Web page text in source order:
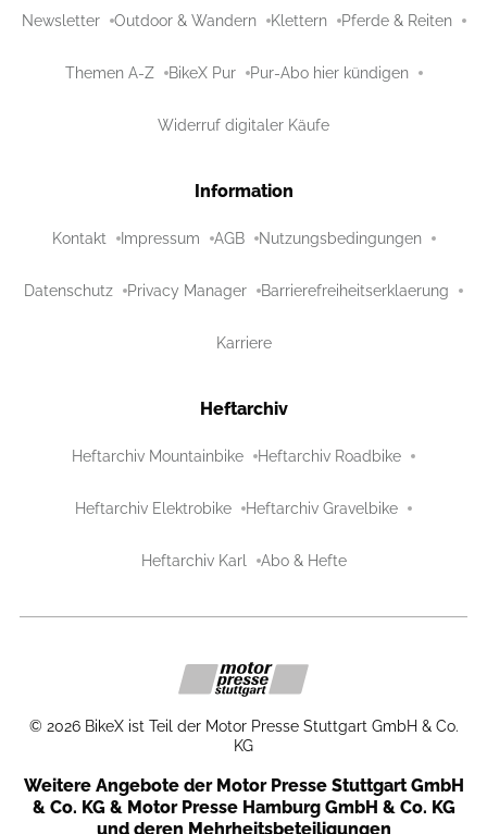
Newsletter Outdoor & Wandern Klettern Pferde & Reiten
Themen A-Z BikeX Pur Pur-Abo hier kündigen
Widerruf digitaler Käufe
Information
Kontakt Impressum AGB Nutzungsbedingungen
Datenschutz Privacy Manager Barrierefreiheitserklaerung
Karriere
Heftarchiv
Heftarchiv Mountainbike Heftarchiv Roadbike
Heftarchiv Elektrobike Heftarchiv Gravelbike
Heftarchiv Karl Abo & Hefte
© 2026 BikeX ist Teil der Motor Presse Stuttgart GmbH & Co.
KG
Weitere Angebote der Motor Presse Stuttgart GmbH
& Co. KG & Motor Presse Hamburg GmbH & Co. KG
und deren Mehrheitsbeteiligungen